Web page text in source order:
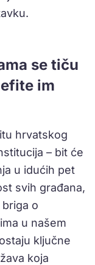
se tiču
im
hrvatskog
– bit će
u idućih pet
svih građana,
o
u našem
ključne
koja